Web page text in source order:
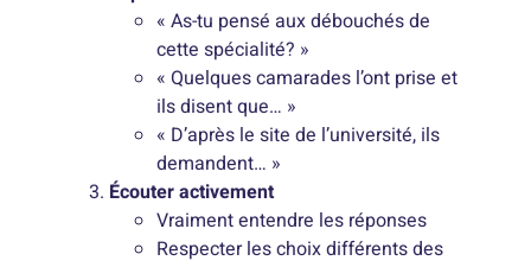
« As-tu pensé aux débouchés de
cette spécialité? »
« Quelques camarades l’ont prise et
ils disent que… »
« D’après le site de l’université, ils
demandent… »
Écouter activement
Vraiment entendre les réponses
Respecter les choix différents des